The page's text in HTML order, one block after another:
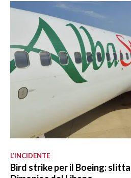
L’INCIDENTE
Bird strike per il Boeing: